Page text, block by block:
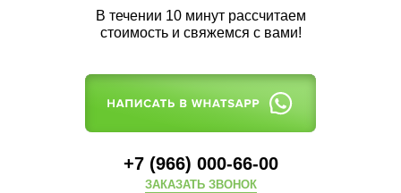
В течении 10 минут рассчитаем
стоимость и свяжемся с вами!
+7 (966) 000-66-00
ЗАКАЗАТЬ ЗВОНОК